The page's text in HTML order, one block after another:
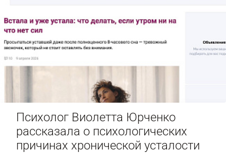
Психолог Виолетта Юрченко
рассказала о психологических
причинах хронической усталости